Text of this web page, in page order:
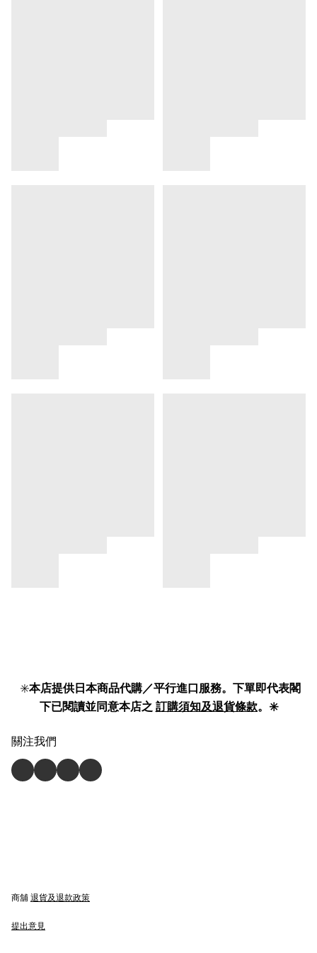
✳️本店提供日本商品代購／平行進口服務。下單即代表閣
下已閱讀並同意本店之 訂購須知及退貨條款。✳️
關注我們
商舖 退貨及退款政策
提出意見